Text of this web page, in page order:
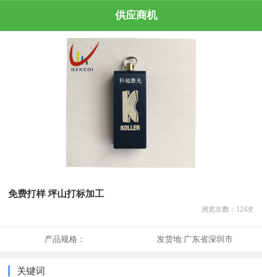
供应商机
免费打样 坪山打标加工
浏览次数： 124次
产品规格： 发货地:广东省深圳市
关键词